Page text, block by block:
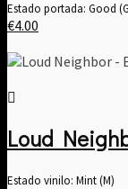
Estado portada: Good
€4.00
Loud
Estado vinilo: Mint (M)